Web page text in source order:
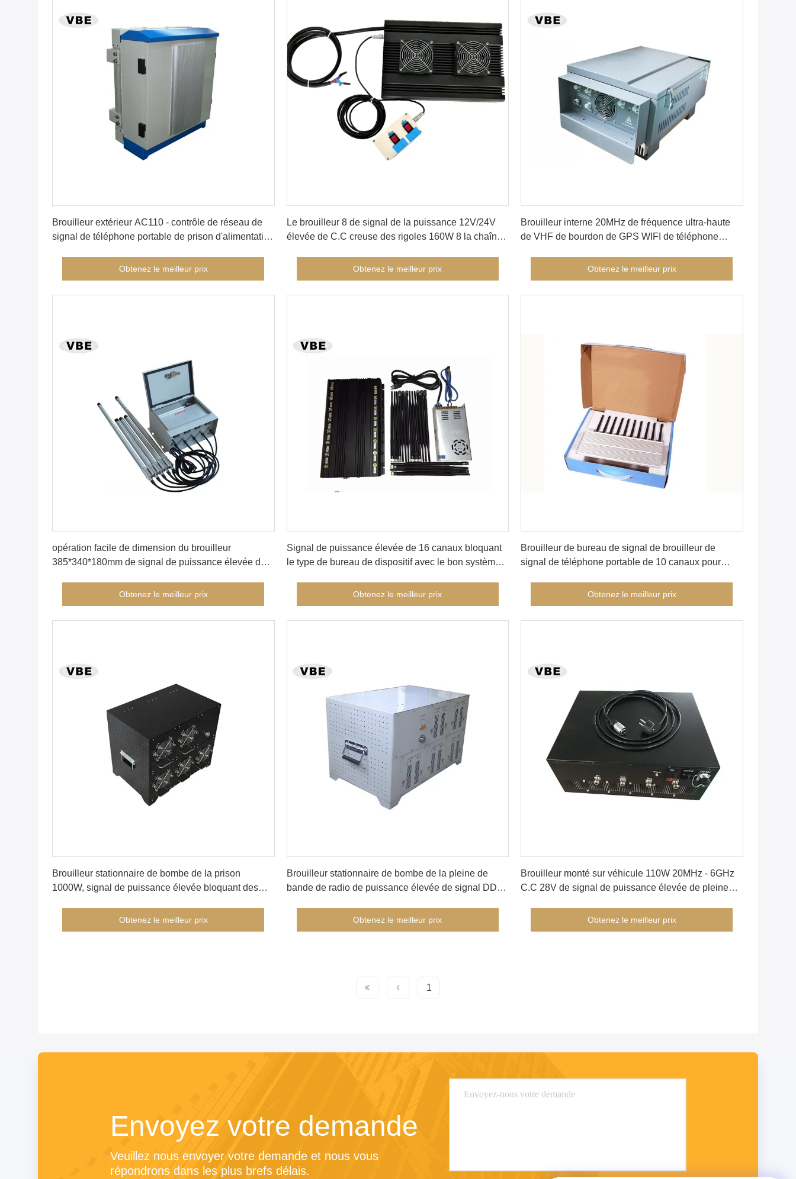
Brouilleur extérieur AC110 - contrôle de réseau de
signal de téléphone portable de prison d'alimentation
Obtenez le meilleur prix
Le brouilleur 8 de signal de la puissance 12V/24V
élevée de C.C creuse des rigoles 160W 8 la chaîne
Obtenez le meilleur prix
Brouilleur interne 20MHz de fréquence ultra-haute
de VHF de bourdon de GPS WIFI de téléphone
Obtenez le meilleur prix
opération facile de dimension du brouilleur
385*340*180mm de signal de puissance élevée de
Obtenez le meilleur prix
Signal de puissance élevée de 16 canaux bloquant
le type de bureau de dispositif avec le bon système
Obtenez le meilleur prix
Brouilleur de bureau de signal de brouilleur de
signal de téléphone portable de 10 canaux pour
Obtenez le meilleur prix
Brouilleur stationnaire de bombe de la prison
1000W, signal de puissance élevée bloquant des
Obtenez le meilleur prix
Brouilleur stationnaire de bombe de la pleine de
bande de radio de puissance élevée de signal DDS
Obtenez le meilleur prix
Brouilleur monté sur véhicule 110W 20MHz - 6GHz
C.C 28V de signal de puissance élevée de pleine
Obtenez le meilleur prix
1
Envoyez votre demande
Veuillez nous envoyer votre demande et nous vous
répondrons dans les plus brefs délais.